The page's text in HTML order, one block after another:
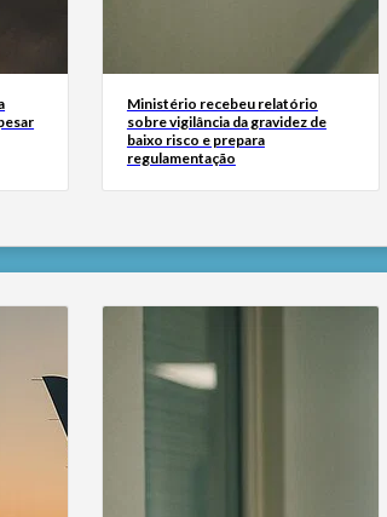
Ministério recebeu relatório
sobre vigilância da gravidez de
baixo risco e prepara
regulamentação